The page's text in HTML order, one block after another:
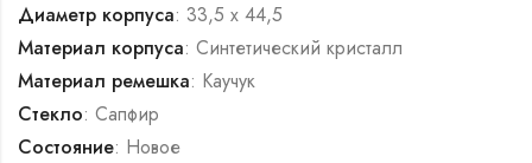
Диаметр корпуса: 33,5 х 44,5
Материал корпуса: Синтетический кристалл
Материал ремешка: Каучук
Стекло: Сапфир
Состояние: Новое